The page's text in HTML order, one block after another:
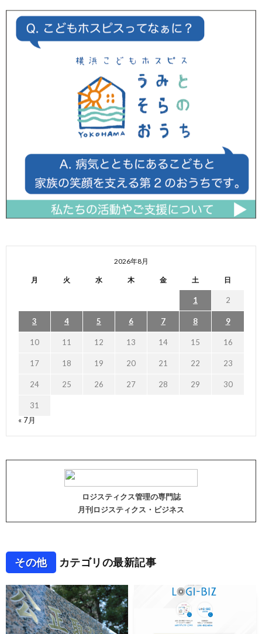
2026年8月
月 火 水 木 金 土 日
1 2
3 4 5 6 7 8 9
10 11 12 13 14 15 16
17 18 19 20 21 22 23
24 25 26 27 28 29 30
31
« 7月
ロジスティクス管理の専門誌
月刊ロジスティクス・ビジネス
その他 カテゴリの最新記事